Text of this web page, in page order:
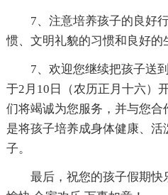
7、注意培养孩子的良好
惯、文明礼貌的习惯和良好的
7、欢迎您继续把孩子送
于2月10日（农历正月十六）
们将竭诚为您服务，并与您
是将孩子培养成身体健康、
子。
最后，祝您的孩子假期